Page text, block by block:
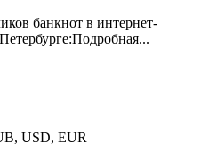
банкнот в интернет-
USD, EUR